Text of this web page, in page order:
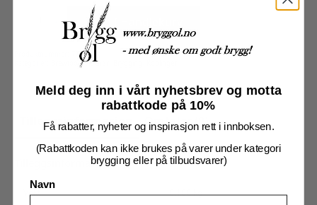
16x12x2mm,
Legg I Handlekurv
7711010
Brewtools tilbehør
Tilleggsinformasjon Omtaler (0)
Tilleggsinformasjon
Vekt 0,100 kg
Meld deg inn i vårt nyhetsbrev og motta
rabattkode på 10%
Få rabatter, nyheter og inspirasjon rett i innboksen.
(Rabattkoden kan ikke brukes på varer under kategori
brygging eller på tilbudsvarer)
Navn